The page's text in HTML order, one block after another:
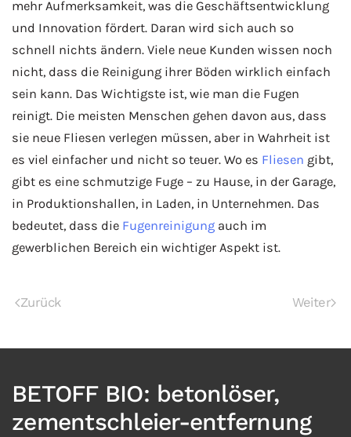
mehr Aufmerksamkeit, was die Geschäftsentwicklung
und Innovation fördert. Daran wird sich auch so
schnell nichts ändern. Viele neue Kunden wissen noch
nicht, dass die Reinigung ihrer Böden wirklich einfach
sein kann. Das Wichtigste ist, wie man die Fugen
reinigt. Die meisten Menschen gehen davon aus, dass
sie neue Fliesen verlegen müssen, aber in Wahrheit ist
es viel einfacher und nicht so teuer. Wo es Fliesen gibt,
gibt es eine schmutzige Fuge – zu Hause, in der Garage,
in Produktionshallen, in Laden, in Unternehmen. Das
bedeutet, dass die Fugenreinigung auch im
gewerblichen Bereich ein wichtiger Aspekt ist.
Zurück Weiter
BETOFF BIO: betonlöser,
zementschleier-entfernung